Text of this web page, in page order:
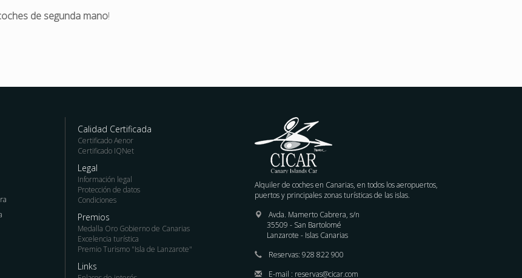
de segunda mano!
Calidad Certificada
Certificado Aenor
Certificado IQNet
Legal
Información legal
Protección de datos
Condiciones
Premios
Medalla Oro Gobierno de Canarias
Excelencia turística
Premio Turismo "Isla de Lanzarote"
Links
Alquiler de coches en Canarias, en todos los aeropuertos,
puertos y principales zonas turísticas de las islas.
Avda. Mamerto Cabrera, s/n
35509 - San Bartolomé
Lanzarote - Islas Canarias
Reservas: 928 822 900
E-mail : reservas@cicar.com